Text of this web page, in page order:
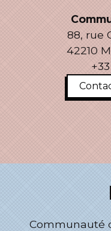
88, rue
42210
Communauté